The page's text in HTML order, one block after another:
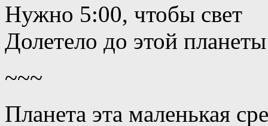
Нужно 5:00, чтобы свет
Долетело до этой
~~~
Планета эта маленькая